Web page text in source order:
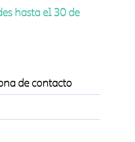
hasta el 30 de
de contacto